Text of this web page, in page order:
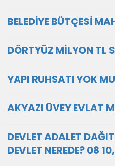
BELEDİYE BÜTÇESİ
DÖRTYÜZ MİLYON TL
YAPI RUHSATI YOK
AKYAZI ÜVEY EVLAT
DEVLET ADALET
DEVLET NEREDE? 08